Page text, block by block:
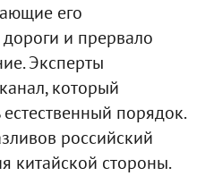
его
и прервало
Эксперты
который
порядок.
российский
китайской стороны.